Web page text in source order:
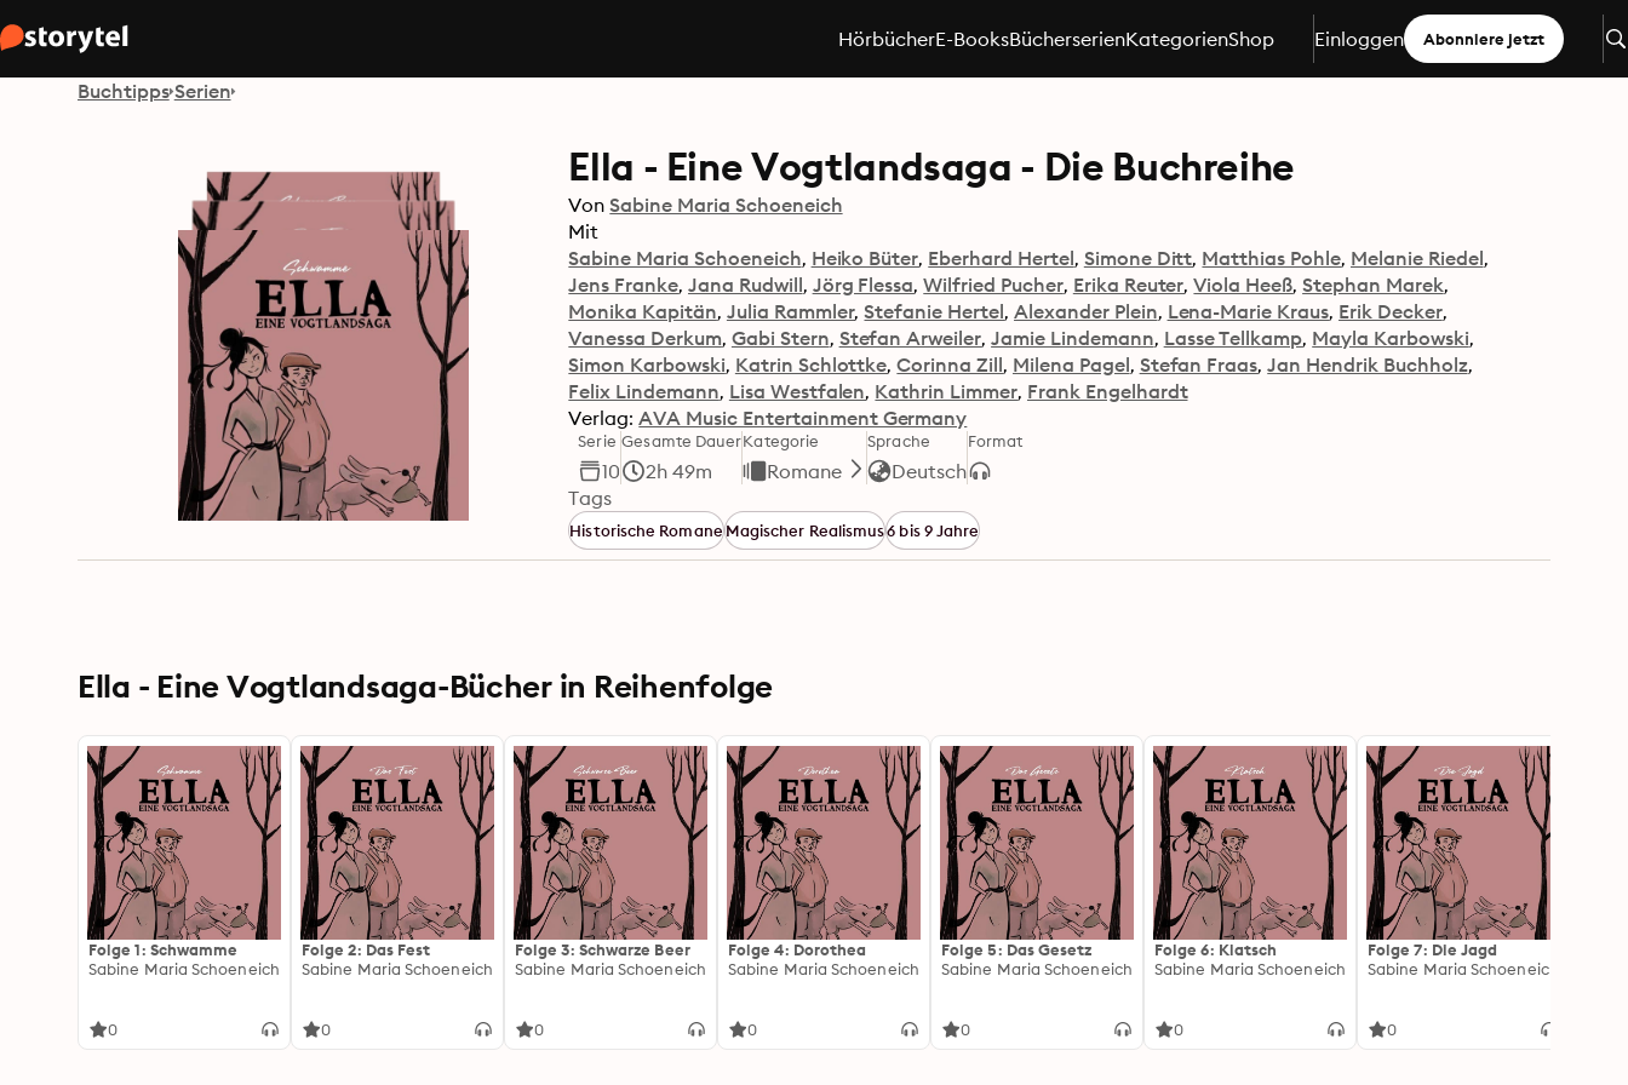
HörbücherE-BooksBücherserienKategorienShop Einloggen Abonniere jetzt
Buchtipps Serien
Ella - Eine Vogtlandsaga - Die Buchreihe
Von Sabine Maria Schoeneich
Mit
Sabine Maria Schoeneich Heiko Büter Eberhard Hertel Simone Ditt Matthias Pohle Melanie Riedel
Jens Franke Jana Rudwill Jörg Flessa Wilfried Pucher Erika Reuter Viola Heeß Stephan Marek
Monika Kapitän Julia Rammler Stefanie Hertel Alexander Plein Lena-Marie Kraus Erik Decker
Vanessa Derkum Gabi Stern Stefan Arweiler Jamie Lindemann Lasse Tellkamp Mayla Karbowski
Simon Karbowski Katrin Schlottke Corinna Zill Milena Pagel Stefan Fraas Jan Hendrik Buchholz
Felix Lindemann Lisa Westfalen Kathrin Limmer Frank Engelhardt
Verlag: AVA Music Entertainment Germany
Serie
10
Gesamte Dauer
2h 49m
Kategorie
Romane
Sprache
Deutsch
Format
Tags
Historische RomaneMagischer Realismus6 bis 9 Jahre
Ella - Eine Vogtlandsaga-Bücher in Reihenfolge
Folge 1: Schwamme
Sabine Maria Schoeneich
0
Folge 2: Das Fest
Sabine Maria Schoeneich
0
Folge 3: Schwarze Beer
Sabine Maria Schoeneich
0
Folge 4: Dorothea
Sabine Maria Schoeneich
0
Folge 5: Das Gesetz
Sabine Maria Schoeneich
0
Folge 6: Klatsch
Sabine Maria Schoeneich
0
Folge 7: Die Jagd
Sabine Maria Schoeneich
0